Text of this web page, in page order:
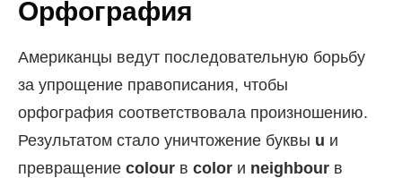
Орфография
Американцы ведут последовательную борьбу
за упрощение правописания, чтобы
орфография соответствовала произношению.
Результатом стало уничтожение буквы u и
превращение colour в color и neighbour в